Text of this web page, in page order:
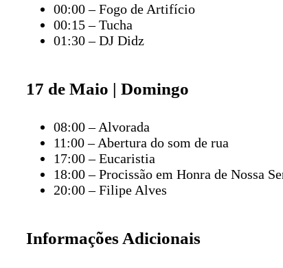
00:00 – Fogo de Artifício
00:15 – Tucha
01:30 – DJ Didz
17 de Maio | Domingo
08:00 – Alvorada
11:00 – Abertura do som de rua
17:00 – Eucaristia
18:00 – Procissão em Honra de Nossa
20:00 – Filipe Alves
Informações Adicionais